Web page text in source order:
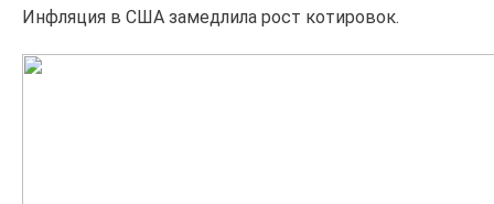
Инфляция в США замедлила рост котировок.